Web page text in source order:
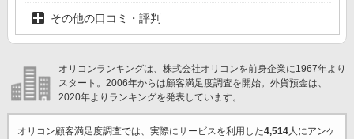
その他の口コミ・評判
オリコンランキングは、株式会社オリコンを前身企業に1967年より
スタート。2006年からは顧客満足度調査を開始。外貨預金は、
2020年よりランキングを発表しています。
オリコン顧客満足度調査では、実際にサービスを利用した4,514人にアンケ